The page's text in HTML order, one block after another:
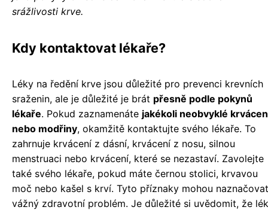
srážlivosti krve.
Kdy kontaktovat lékaře?
Léky na ředění krve jsou důležité pro prevenci krevních
sraženin, ale je důležité je brát přesně podle pokynů
lékaře. Pokud zaznamenáte jakékoli neobvyklé
nebo modřiny, okamžitě kontaktujte svého lékaře. To
zahrnuje krvácení z dásní, krvácení z nosu, silnou
menstruaci nebo krvácení, které se nezastaví. Zavolejte
také svého lékaře, pokud máte černou stolici, krvavou
moč nebo kašel s krví. Tyto příznaky mohou naznačovat
vážný zdravotní problém. Je důležité si uvědomit, že